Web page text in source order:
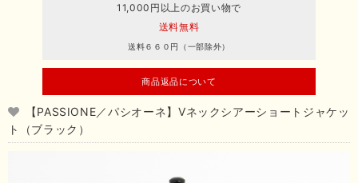
11,000円以上のお買い物で
送料無料
送料６６０円（一部除外）
商品返品について
【PASSIONE／パシオーネ】Vネックシアーショートジャケッ
ト（ブラック）